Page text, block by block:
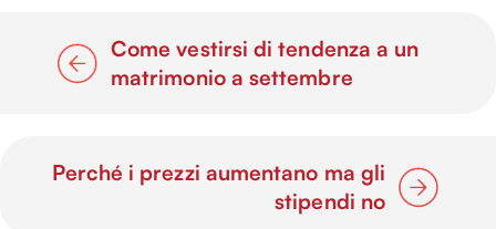
Come vestirsi di tendenza a un
matrimonio a settembre
Perché i prezzi aumentano ma gli
stipendi no